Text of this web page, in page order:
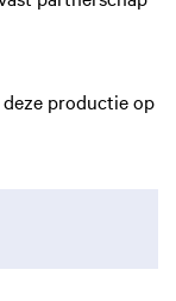
productie op